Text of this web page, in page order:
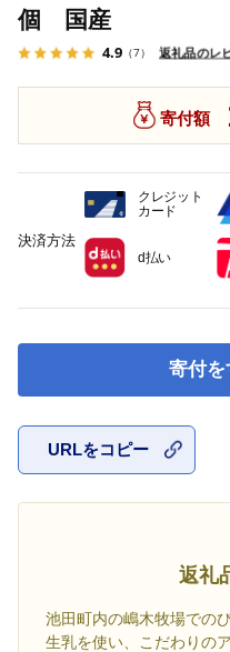
個 国産
4.9 （7） 返礼品のレ
寄付額
寄付を
URLをコピー
返礼
池田町内の嶋木牧場での
生乳を使い、こだわりの
決済方法
クレジット
カード
d払い